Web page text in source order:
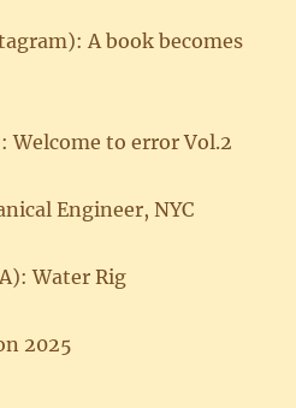
A book becomes
Welcome to error Vol.2
Engineer, NYC
Water Rig
2025